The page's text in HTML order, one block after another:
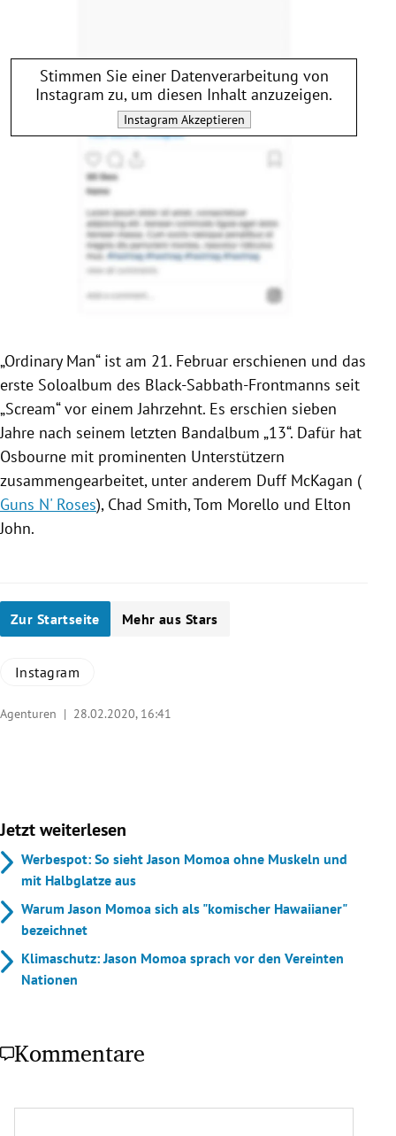
Stimmen Sie einer Datenverarbeitung von
Instagram zu, um diesen Inhalt anzuzeigen.
InstagramAkzeptieren
„Ordinary Man“ ist am 21. Februar erschienen und das
erste Soloalbum des Black-Sabbath-Frontmanns seit
„Scream“ vor einem Jahrzehnt. Es erschien sieben
Jahre nach seinem letzten Bandalbum „13“. Dafür hat
Osbourne mit prominenten Unterstützern
zusammengearbeitet, unter anderem Duff McKagan (
Guns N' Roses), Chad Smith,Tom Morello und Elton
John.
Zur Startseite Mehr aus Stars
Instagram
Agenturen | 28.02.2020, 16:41
Jetzt weiterlesen
Werbespot: So sieht Jason Momoa ohne Muskeln und
mit Halbglatze aus
Warum Jason Momoa sich als "komischer Hawaiianer"
bezeichnet
Klimaschutz: Jason Momoa sprach vor den Vereinten
Nationen
Kommentare